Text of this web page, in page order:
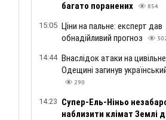
багато поранених
854
15:05 Ціни на пальне: експерт дав
обнадійливий прогноз
14:44 Внаслідок атаки на
Одещині загинув
290
14:23 Супер-Ель-Ніньо
наблизити клімат Землі